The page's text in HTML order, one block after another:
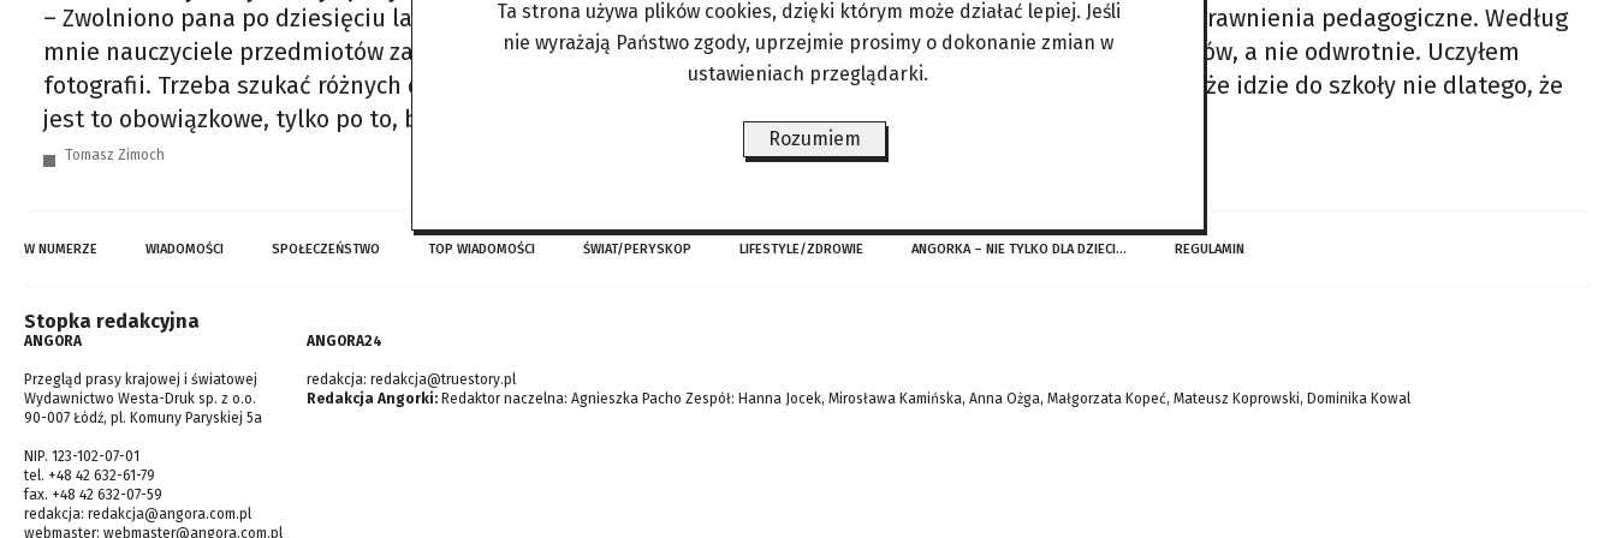
– Zwolniono pana po dziesięciu latach pracy w szkole w Sosnowcu. – Jestem fotografem, mam wszelkie uprawnienia pedagogiczne. Według
mnie nauczyciele przedmiotów zawodowych powinni być praktykami, a nie tylko teoretykami. Są dla uczniów, a nie odwrotnie. Uczyłem
fotografii. Trzeba szukać różnych dróg dotarcia do młodych. Zapomnieliśmy, że uczeń powinien oczekiwać, że idzie do szkoły nie dlatego, że
jest to obowiązkowe, tylko po to, by czerpać
Tomasz Zimoch
W NUMERZE WIADOMOŚCI SPOŁECZEŃSTWO TOP WIADOMOŚCI ŚWIAT/PERYSKOP LIFESTYLE/ZDROWIE ANGORKA – NIE TYLKO DLA DZIECI… REGULAMIN
Stopka redakcyjna
ANGORA
Przegląd prasy krajowej i światowej
Wydawnictwo Westa-Druk sp. z o.o.
90-007 Łódź, pl. Komuny Paryskiej 5a
NIP. 123-102-07-01
tel. +48 42 632-61-79
fax. +48 42 632-07-59
redakcja: redakcja@angora.com.pl
webmaster: webmaster@angora.com.pl
ANGORA24
redakcja: redakcja@truestory.pl
Redakcja Angorki: Redaktor naczelna: Agnieszka Pacho Zespół: Hanna Jocek, Mirosława Kamińska, Anna Ożga, Małgorzata Kopeć, Mateusz Koprowski, Dominika Kowal
Ta strona używa plików cookies, dzięki którym może działać lepiej. Jeśli
nie wyrażają Państwo zgody, uprzejmie prosimy o dokonanie zmian w
ustawieniach przeglądarki.
Rozumiem